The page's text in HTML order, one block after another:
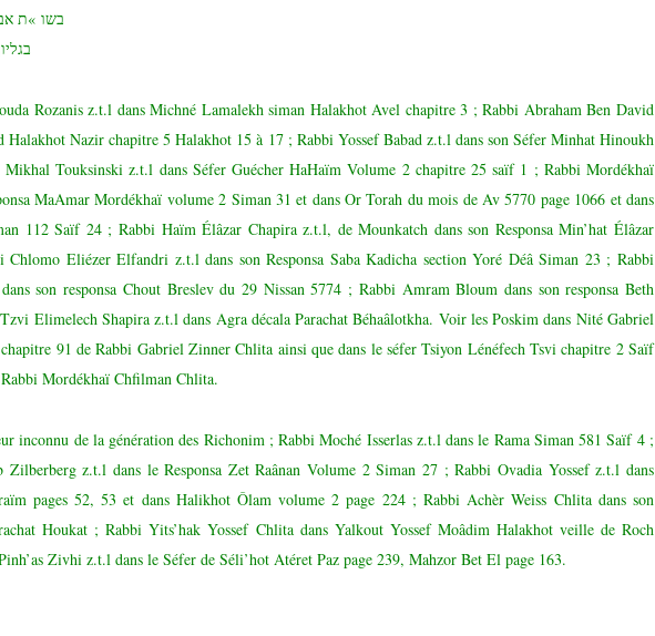
בשו »ת
Rozanis z.t.l dans Michné Lamalekh siman Halakhot Avel chapitre 3 ; Rabbi Abraham Ben David
Halakhot Nazir chapitre 5 Halakhot 15 à 17 ; Rabbi Yossef Babad z.t.l dans son Séfer Minhat Hinoukh
Touksinski z.t.l dans Séfer Guécher HaHaïm Volume 2 chapitre 25 saïf 1 ; Rabbi Mordékhaï
MaAmar Mordékhaï volume 2 Siman 31 et dans Or Torah du mois de Av 5770 page 1066 et dans
112 Saïf 24 ; Rabbi Haïm Élâzar Chapira z.t.l, de Mounkatch dans son Responsa Min’hat Élâzar
Eliézer Elfandri z.t.l dans son Responsa Saba Kadicha section Yoré Déâ Siman 23 ; Rabbi
son responsa Chout Breslev du 29 Nissan 5774 ; Rabbi Amram Bloum dans son responsa Beth
Elimelech Shapira z.t.l dans Agra décala Parachat Béhaâlotkha. Voir les Poskim dans Nité Gabriel
91 de Rabbi Gabriel Zinner Chlita ainsi que dans le séfer Tsiyon Lénéfech Tsvi chapitre 2 Saïf
Mordékhaï Chfilman Chlita.
inconnu de la génération des Richonim ; Rabbi Moché Isserlas z.t.l dans le Rama Siman 581 Saïf 4 ;
Zilberberg z.t.l dans le Responsa Zet Raânan Volume 2 Siman 27 ; Rabbi Ovadia Yossef z.t.l dans
pages 52, 53 et dans Halikhot Ôlam volume 2 page 224 ; Rabbi Achèr Weiss Chlita dans son
Houkat ; Rabbi Yits’hak Yossef Chlita dans Yalkout Yossef Moâdim Halakhot veille de Roch
Zivhi z.t.l dans le Séfer de Séli’hot Atéret Paz page 239, Mahzor Bet El page 163.